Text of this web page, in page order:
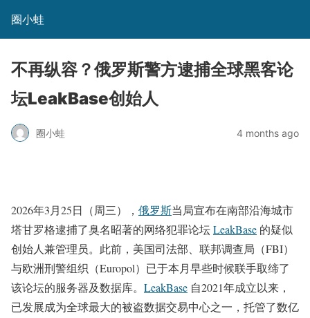
圈小蛙
不再纵容？俄罗斯警方逮捕全球黑客论
坛LeakBase创始人
圈小蛙 4 months ago
2026年3月25日（周三）， 俄罗斯当局宣布在南部沿海城市
塔甘罗格逮捕了臭名昭著的网络犯罪论坛LeakBase 的疑似
创始人兼管理员。此前，美国司法部、联邦调查局（FBI）
与欧洲刑警组织（Europol）已于本月早些时候联手取缔了
该论坛的服务器及数据库。 LeakBase 自2021年成立以来，
已发展成为全球最大的被盗数据交易中心之一，托管了数亿